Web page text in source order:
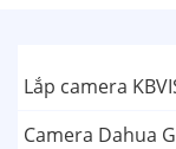
Lắp camera
Camera Dahua